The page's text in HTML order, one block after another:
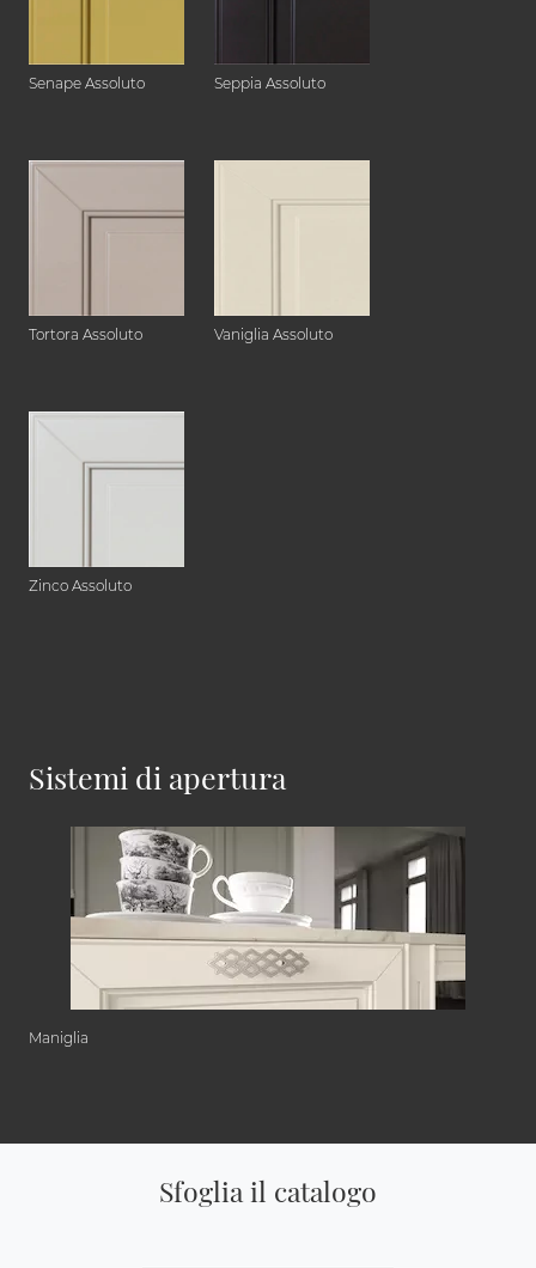
Senape Assoluto Seppia Assoluto
Tortora Assoluto Vaniglia Assoluto
Zinco Assoluto
Sistemi di apertura
Maniglia
Sfoglia il catalogo